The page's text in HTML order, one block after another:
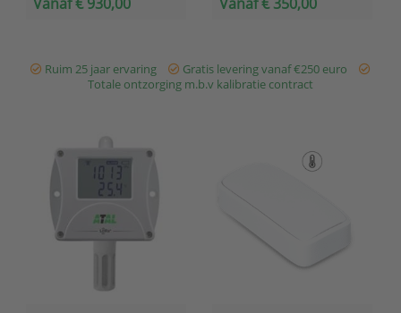
Ruim 25 jaar ervaring
Gratis levering vanaf €250 euro
Totale ontzorging m.b.v kalibratie contract